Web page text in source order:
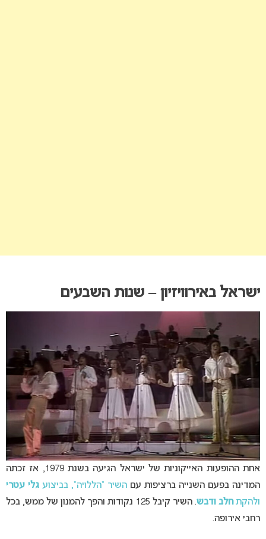
ישראל באירוויזיון – שנות השבעים
אחת ההופעות האייקוניות של ישראל הגיעה בשנת 1979, אז זכתה
המדינה בפעם השנייה ברציפות עם השיר “הללויה”, בביצוע גלי עטרי
ולהקתחלב ודבש
. השיר קיבל 125 נקודות והפך להמנון של ממש, בכל
רחבי אירופה.